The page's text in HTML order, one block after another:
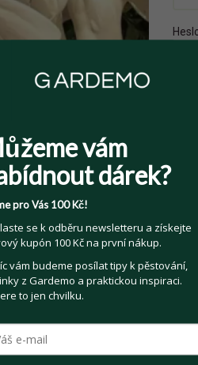
vám
dárek?
pro Vás 100 Kč!
se k odběru newsletteru a získejte
kupón 100 Kč na první nákup.
vám budeme posílat tipy k pěstování,
z Gardemo a praktickou inspiraci.
to jen chvilku.